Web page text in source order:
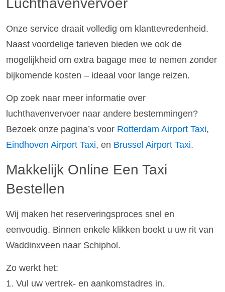
Luchthavenvervoer
Onze service draait volledig om klanttevredenheid.
Naast voordelige tarieven bieden we ook de
mogelijkheid om extra bagage mee te nemen zonder
bijkomende kosten – ideaal voor lange reizen.
Op zoek naar meer informatie over
luchthavenvervoer naar andere bestemmingen?
Bezoek onze pagina’s voor Rotterdam Airport Taxi,
Eindhoven Airport Taxi, en Brussel Airport Taxi.
Makkelijk Online Een Taxi
Bestellen
Wij maken het reserveringsproces snel en
eenvoudig. Binnen enkele klikken boekt u uw rit van
Waddinxveen naar Schiphol.
Zo werkt het:
1. Vul uw vertrek- en aankomstadres in.